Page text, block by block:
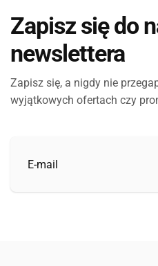
Zapisz się do
newslettera
Zapisz się, a nigdy nie
wyjątkowych ofertach czy
E-